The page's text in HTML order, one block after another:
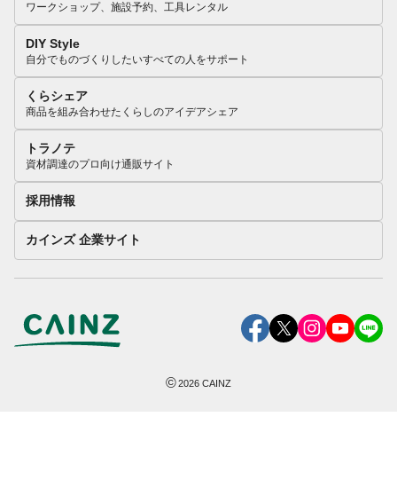
ワークショップ、施設予約、工具レンタル
DIY Style
自分でものづくりしたいすべての人をサポート
くらシェア
商品を組み合わせたくらしのアイデアシェア
トラノテ
資材調達のプロ向け通販サイト
採用情報
カインズ 企業サイト
©2026 CAINZ